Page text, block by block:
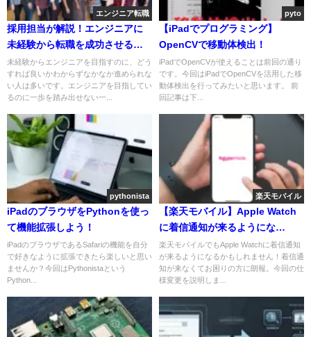
エンジニア転職
採用担当が解説！エンジニアに
未経験から転職を成功させる方
法を徹底解説！
未経験からエンジニアを目指すのに、どう
すれば良いかわからずなかなか進められな
い人は多いです。エンジニアを目指してい
るのに一歩を踏み出せない一...
pyto
【iPadでプログラミング】
OpenCVで移動体検出！
iPadでOpenCVが使えることは前回の通り
です。今回はiPadでOpenCVを活用した移
動体検出を行ってみたいと思います。 前
回記事は下...
pythonista
iPadのブラウザをPythonを使っ
て機能拡張しよう！
iPadのブラウザであるSafariの機能を自分
で好きなように拡張できたら楽しいと思い
ませんか？今回はPythonistaという
Python...
楽天モバイル
【楽天モバイル】Apple Watch
に着信通知が来るようにな
る！？
楽天モバイルでもApple Watchに着信通知
が来るようになるかもしれません！着信通
知が来なくてお困りの方に朗報。今回の仕
様変更を説明しま...